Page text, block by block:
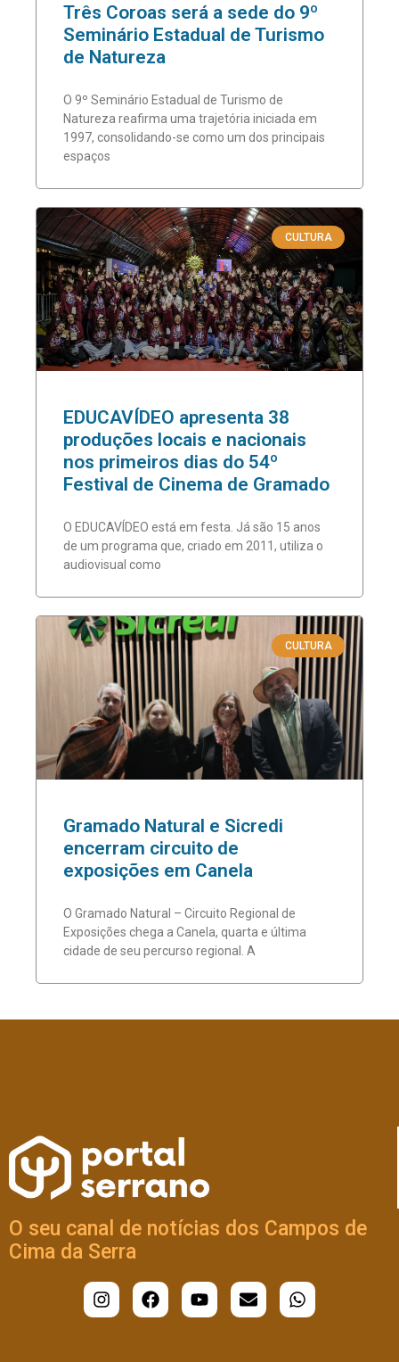
Três Coroas será a sede do 9º
Seminário Estadual de Turismo
de Natureza
O 9º Seminário Estadual de Turismo de
Natureza reafirma uma trajetória iniciada em
1997, consolidando-se como um dos principais
espaços
CULTURA
EDUCAVÍDEO apresenta 38
produções locais e nacionais
nos primeiros dias do 54º
Festival de Cinema de Gramado
O EDUCAVÍDEO está em festa. Já são 15 anos
de um programa que, criado em 2011, utiliza o
audiovisual como
CULTURA
Gramado Natural e Sicredi
encerram circuito de
exposições em Canela
O Gramado Natural – Circuito Regional de
Exposições chega a Canela, quarta e última
cidade de seu percurso regional. A
O seu canal de notícias dos Campos de
Cima da Serra